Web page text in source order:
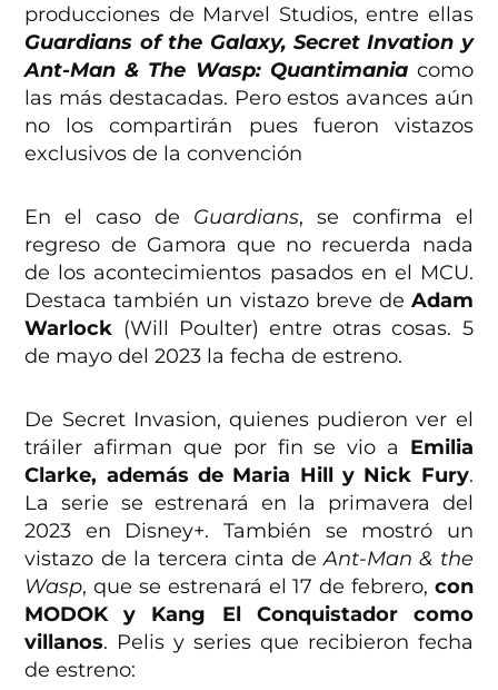
producciones de Marvel Studios, entre ellas
Guardians of the Galaxy, Secret Invation y
Ant-Man & The Wasp: Quantimaniacomo
las más destacadas. Pero estos avances aún
no los compartirán pues fueron vistazos
exclusivos de la convención
En el caso de Guardians, se confirma el
regreso de Gamora que no recuerda nada
de los acontecimientos pasados en el MCU.
Destaca también un vistazo breve de Adam
Warlock (Will Poulter) entre otras cosas. 5
de mayo del 2023 la fecha de estreno.
De Secret Invasion, quienes pudieron ver el
tráiler afirman que por fin se vio a Emilia
Clarke, además de Maria Hill y Nick Fury.
La serie se estrenará en la primavera del
2023 en Disney+. También se mostró un
vistazo de la tercera cinta deAnt-Man & the
Wasp, que se estrenará el 17 de febrero, con
MODOK y Kang El Conquistador como
villanos. Pelis y series que recibieron fecha
de estreno: